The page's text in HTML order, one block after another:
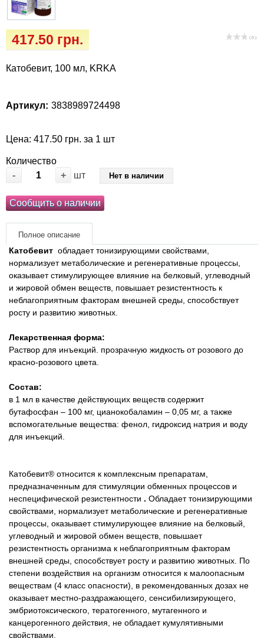
( 0 )
417.50 грн.
Катобевит, 100 мл, KRKA
Артикул: 3838989724498
Цена: 417.50 грн. за 1 шт
Количество
-
+ шт Нет в наличии
Сообщить о наличии
Полное описание
Катобевит обладает тонизирующими свойствами,
нормализует метаболические и регенеративные процессы,
оказывает стимулирующее влияние на белковый, углеводный
и жировой обмен веществ, повышает резистентность к
неблагоприятным факторам внешней среды, способствует
росту и развитию животных.
Лекарственная форма:
Раствор для инъекций. прозрачную жидкость от розового до
красно-розового цвета.
Состав:
в 1 мл в качестве действующих веществ содержит
бутафосфан – 100 мг, цианокобаламин – 0,05 мг, а также
вспомогательные вещества: фенол, гидроксид натрия и воду
для инъекций.
Катобевит® относится к комплексным препаратам,
предназначенным для стимуляции обменных процессов и
неспецифической резистентности . Обладает тонизирующими
свойствами, нормализует метаболические и регенеративные
процессы, оказывает стимулирующее влияние на белковый,
углеводный и жировой обмен веществ, повышает
резистентность организма к неблагоприятным факторам
внешней среды, способствует росту и развитию животных. По
степени воздействия на организм относится к малоопасным
веществам (4 класс опасности), в рекомендованных дозах не
оказывает местно-раздражающего, сенсибилизирующего,
эмбриотоксического, тератогенного, мутагенного и
канцерогенного действия, не обладает кумулятивными
свойствами.
Лакомство и корма
Vet Diet Canine Wet – ветеринарные диеты
Послеоперационные средства и
расходные материалы
Подарочные сертификаты
Товары для голубей
Товары для грызунов
Товары для лошадей
Товары для людей
Популярные зоотовары
Архив / Снято с производства